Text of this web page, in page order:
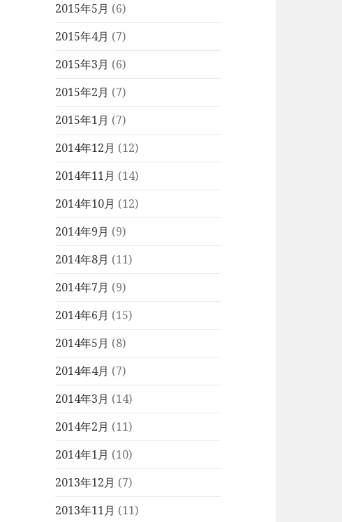
2015年5月 (6)
2015年4月 (7)
2015年3月 (6)
2015年2月 (7)
2015年1月 (7)
2014年12月 (12)
2014年11月 (14)
2014年10月 (12)
2014年9月 (9)
2014年8月 (11)
2014年7月 (9)
2014年6月 (15)
2014年5月 (8)
2014年4月 (7)
2014年3月 (14)
2014年2月 (11)
2014年1月 (10)
2013年12月 (7)
2013年11月 (11)